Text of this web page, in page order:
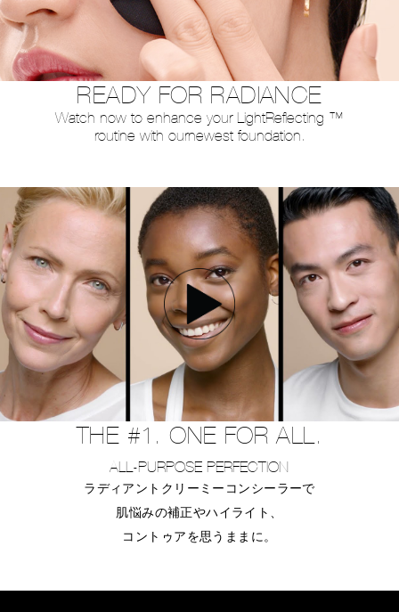
READY FOR RADIANCE
Watch now to enhance your LightReflecting ™
routine with ournewest foundation.
THE #1. ONE FOR ALL.
ALL-PURPOSE PERFECTION
ラディアントクリーミーコンシーラーで
肌悩みの補正やハイライト、
コントゥアを思うままに。